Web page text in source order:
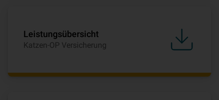
Leistungsübersicht
Katzen-OP Versicherung